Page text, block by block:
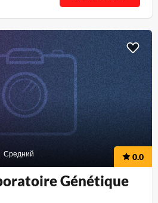
Средний 0.0
Génétique